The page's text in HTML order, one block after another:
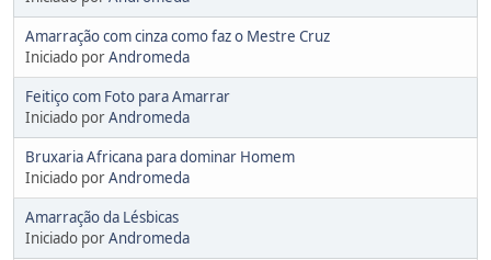
Amarração com cinza como faz o Mestre Cruz
Iniciado porAndromeda
Feitiço com Foto para Amarrar
Iniciado porAndromeda
Bruxaria Africana para dominar Homem
Iniciado porAndromeda
Amarração da Lésbicas
Iniciado porAndromeda